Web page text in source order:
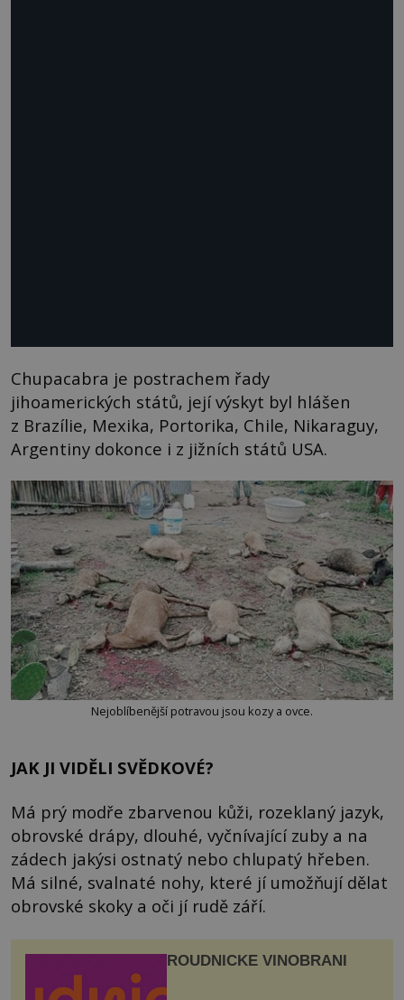
Chupacabra je postrachem řady
jihoamerických států, její výskyt byl hlášen
z Brazílie, Mexika, Portorika, Chile, Nikaraguy,
Argentiny dokonce i z jižních států USA.
Nejoblíbenější potravou jsou kozy a ovce.
JAK JI VIDĚLI SVĚDKOVÉ?
Má prý modře zbarvenou kůži, rozeklaný jazyk,
obrovské drápy, dlouhé, vyčnívající zuby a na
zádech jakýsi ostnatý nebo chlupatý hřeben.
Má silné, svalnaté nohy, které jí umožňují dělat
obrovské skoky a oči jí rudě září.
ROUDNICKÉ VINOBRANÍ